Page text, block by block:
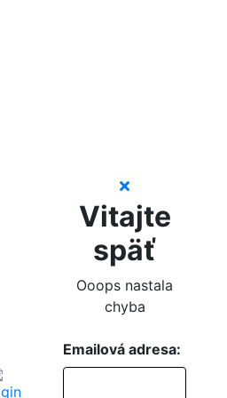
Vitajte
späť
Ooops nastala
chyba
Emailová adresa: